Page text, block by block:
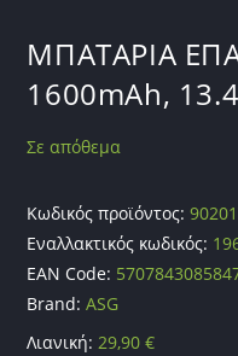
ΜΠΑΤΑΡΙΑ
1600mAh,
Σε απόθεμα
Κωδικός προϊόντος:
Εναλλακτικός κωδικός:
EAN Code:
Brand:ASG
Λιανική:29,90€